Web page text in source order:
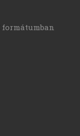
formátumban